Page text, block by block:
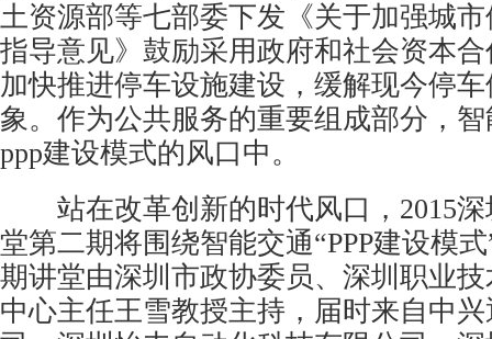
土资源部等七部委下发《关于加强城
指导意见》鼓励采用政府和社会资本合
加快推进停车设施建设，缓解现今停
象。作为公共服务的重要组成部分，
ppp建设模式的风口中。
站在改革创新的时代风口，2015深
堂第二期将围绕智能交通“PPP建设模
期讲堂由深圳市政协委员、深圳职业
中心主任王雪教授主持，届时来自中